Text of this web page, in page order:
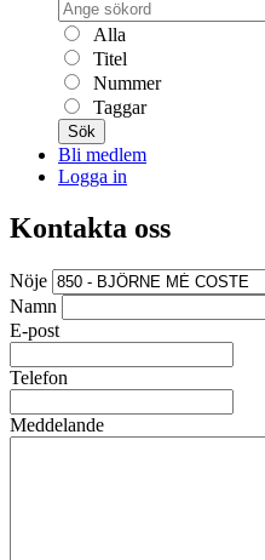
Alla
Titel
Nummer
Taggar
Sök
Bli medlem
Logga in
Kontakta oss
Nöje
Namn
E-post
Telefon
Meddelande